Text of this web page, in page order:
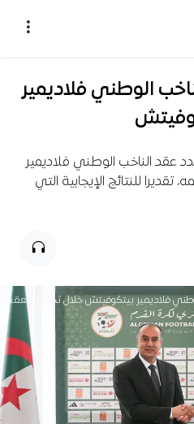
الوطني فلاديمير
عقد الناخب الوطني فلاديمير
للنتائج الإيجابية التي
فلاديمير بيتكوفيتش خلال تجديد العقد